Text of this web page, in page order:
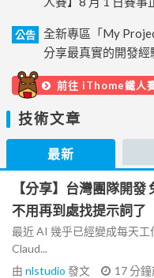
公告
全新專區「My
分享最真實的開發經
前往 iThome鐵人
技術文章
最新
【分享】台灣團隊開
不用再到處找提示詞了
最近 AI 幾乎已經變成每天
Claud...
由 nlstudio 發文 17 分